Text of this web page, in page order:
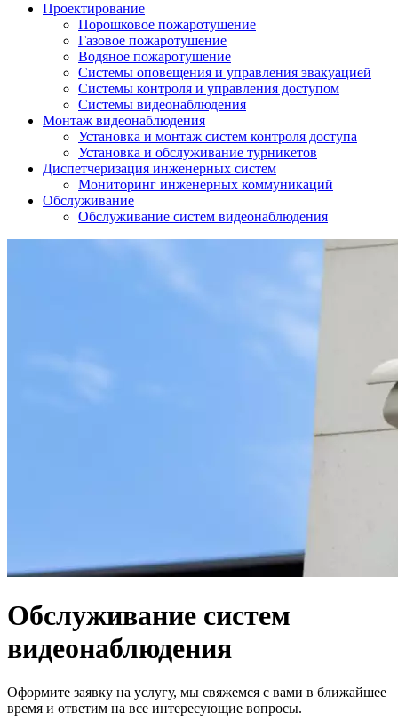
Проектирование
Порошковое пожаротушение
Газовое пожаротушение
Водяное пожаротушение
Системы оповещения и управления эвакуацией
Системы контроля и управления доступом
Системы видеонаблюдения
Монтаж видеонаблюдения
Установка и монтаж систем контроля доступа
Установка и обслуживание турникетов
Диспетчеризация инженерных систем
Мониторинг инженерных коммуникаций
Обслуживание
Обслуживание систем видеонаблюдения
Обслуживание систем
видеонаблюдения
Оформите заявку на услугу, мы свяжемся с вами в ближайшее
время и ответим на все интересующие вопросы.